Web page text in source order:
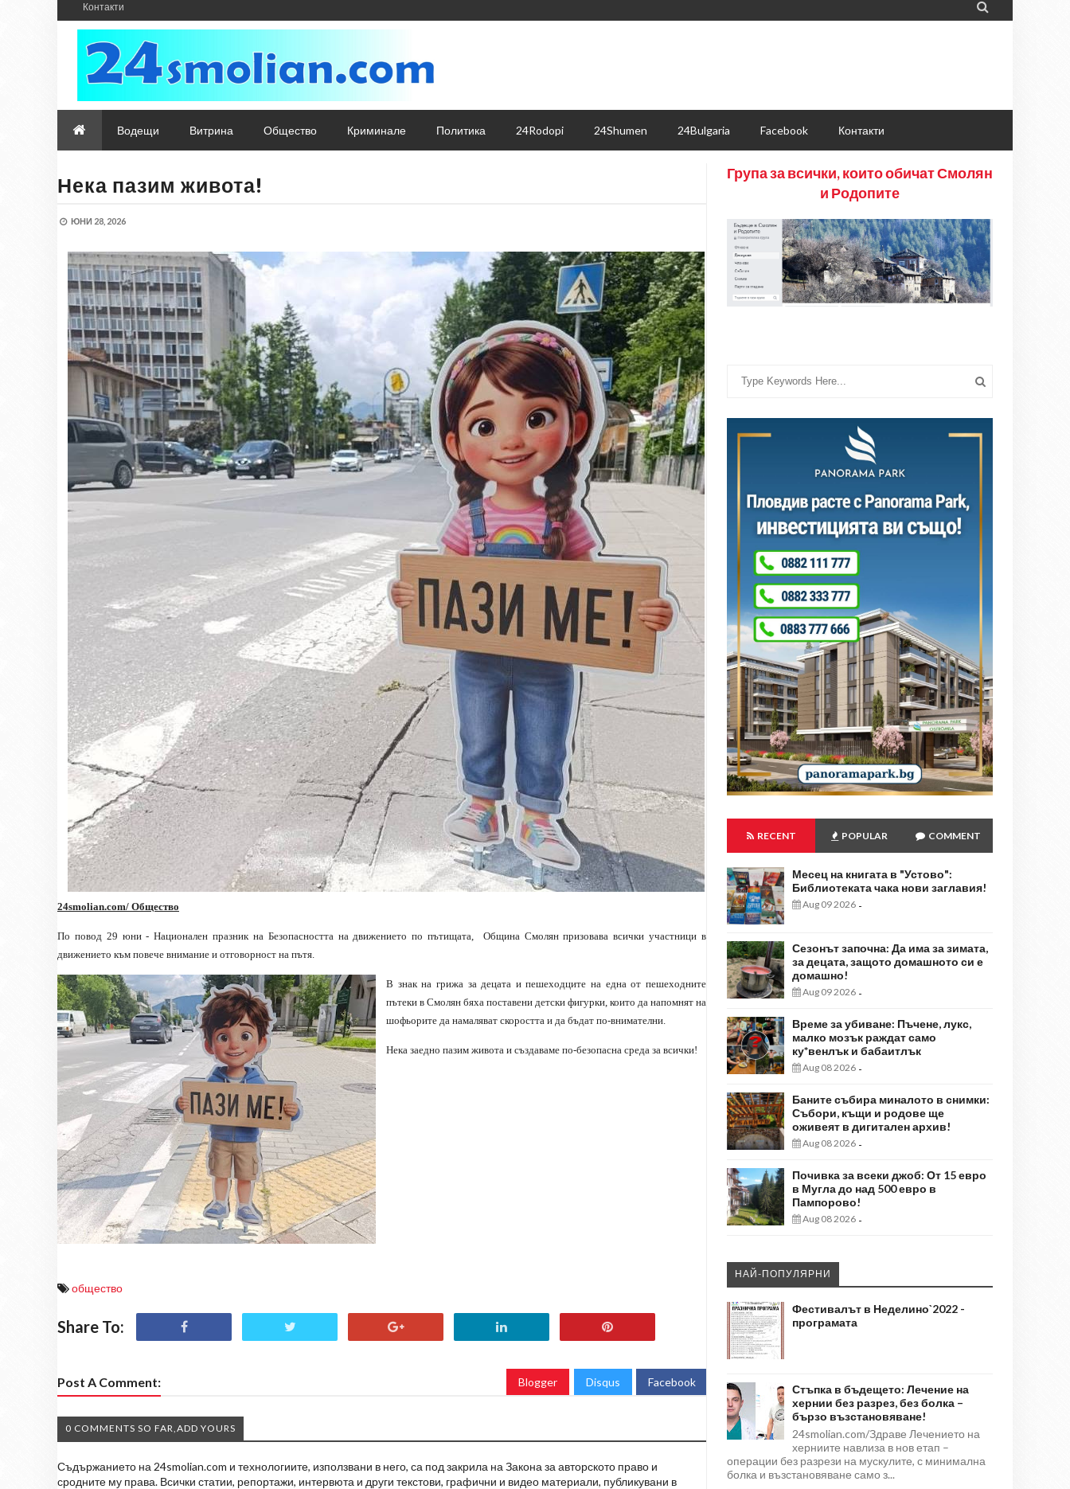
Контакти 
Водещи Витрина Общество Криминале Политика 24Rodopi 24Shumen 24Bulgaria Facebook Контакти
Нека пазим живота!
ЮНИ 28, 2026
24smolian.com/ Общество
По повод 29 юни - Национален празник на Безопасността на движението по пътищата,
Община Смолян призовава всички участници в
движението към повече внимание и отговорност на пътя.
В знак на грижа за децата и пешеходците на една от пешеходните
пътеки в Смолян бяха поставени детски фигурки, които да напомнят на
шофьорите да намаляват скоростта и да бъдат по-внимателни.
Нека заедно пазим живота и създаваме по-безопасна среда за всички!
общество
Share To:
Post A Comment: Blogger Disqus Facebook
0 COMMENTS SO FAR,ADD YOURS
Съдържанието на 24smolian.com и технологиите, използвани в него, са под закрила на Закона за авторското право и
сродните му права. Всички статии, репортажи, интервюта и други текстови, графични и видео материали, публикувани в
Група за всички, които обичат Смолян
и Родопите
RECENT POPULAR COMMENT
Месец на книгата в "Устово":
Библиотеката чака нови заглавия!
Aug 09 2026 -
Сезонът започна: Да има за зимата,
за децата, защото домашното си е
домашно!
Aug 09 2026 -
Време за убиване: Пъчене, лукс,
малко мозък раждат само
ку*венлък и бабаитлък
Aug 08 2026 -
Баните събира миналото в снимки:
Събори, къщи и родове ще
оживеят в дигитален архив!
Aug 08 2026 -
Почивка за всеки джоб: От 15 евро
в Мугла до над 500 евро в
Пампорово!
Aug 08 2026 -
НАЙ-ПОПУЛЯРНИ
Фестивалът в Неделино`2022 -
програмата
Стъпка в бъдещето: Лечение на
хернии без разрез, без болка –
бързо възстановяване!
24smolian.com/Здраве Лечението на
херниите навлиза в нов етап –
операции без разрези на мускулите, с минимална
болка и възстановяване само з...